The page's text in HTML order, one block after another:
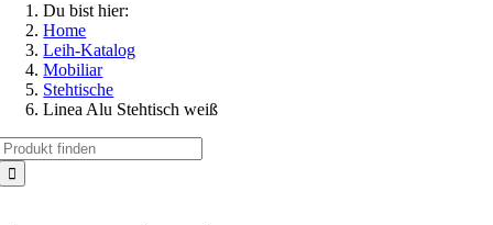
Du bist hier:
Home
Leih-Katalog
Mobiliar
Stehtische
Linea Alu Stehtisch weiß